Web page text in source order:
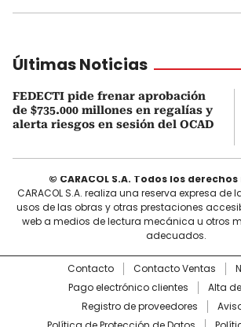
Últimas Noticias
FEDECTI pide frenar aprobación
de $735.000 millones en regalías y
alerta riesgos en sesión del OCAD
© CARACOL S.A. Todos los
CARACOL S.A. realiza una reserva expresa de
usos de las obras y otras prestaciones
web a medios de lectura mecánica u otros
adecuados.
Contacto Contacto Ventas
Pago electrónico clientes
Alta
Registro de proveedores